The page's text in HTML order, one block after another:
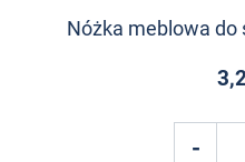
Nóżka meblowa do